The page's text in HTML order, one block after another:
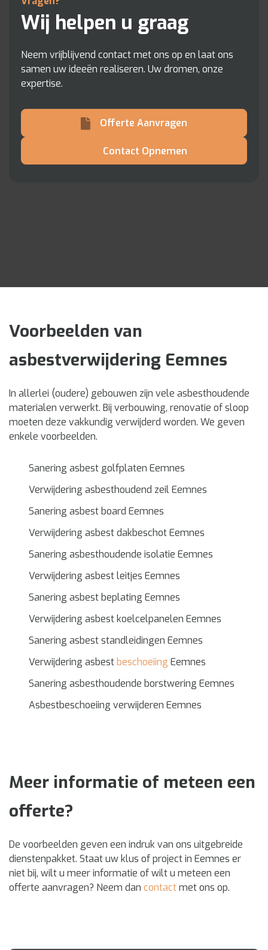
Wij helpen u graag
Neem vrijblijvend contact met ons op en laat ons
samen uw ideeën realiseren. Uw dromen, onze
expertise.
Offerte Aanvragen
Contact Opnemen
Voorbeelden van
asbestverwijdering Eemnes
In allerlei (oudere) gebouwen zijn vele asbesthoudende
materialen verwerkt. Bij verbouwing, renovatie of sloop
moeten deze vakkundig verwijderd worden. We geven
enkele voorbeelden.
Sanering asbest golfplaten Eemnes
Verwijdering asbesthoudend zeil Eemnes
Sanering asbest board Eemnes
Verwijdering asbest dakbeschot Eemnes
Sanering asbesthoudende isolatie Eemnes
Verwijdering asbest leitjes Eemnes
Sanering asbest beplating Eemnes
Verwijdering asbest koelcelpanelen Eemnes
Sanering asbest standleidingen Eemnes
Verwijdering asbest beschoeiing Eemnes
Sanering asbesthoudende borstwering Eemnes
Asbestbeschoeiing verwijderen Eemnes
Meer informatie of meteen een
offerte?
De voorbeelden geven een indruk van ons uitgebreide
dienstenpakket. Staat uw klus of project in Eemnes er
niet bij, wilt u meer informatie of wilt u meteen een
offerte aanvragen? Neem dan contactmet ons op.